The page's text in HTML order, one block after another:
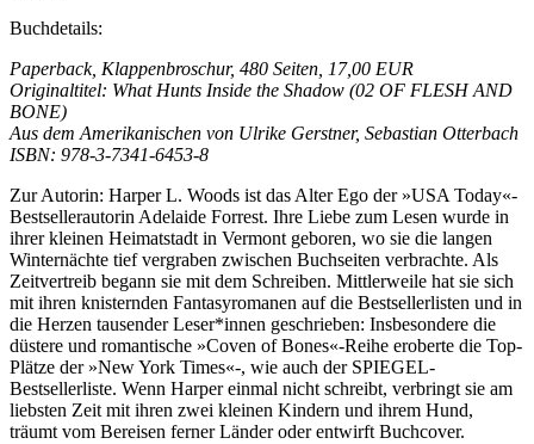
Buchdetails:
Paperback, Klappenbroschur, 480 Seiten, 17,00 EUR
Originaltitel: What Hunts Inside the Shadow (02 OF FLESH AND
BONE)
Aus dem Amerikanischen von Ulrike Gerstner, Sebastian Otterbach
ISBN: 978-3-7341-6453-8
Zur Autorin: Harper L. Woods ist das Alter Ego der »USA Today«-
Bestsellerautorin Adelaide Forrest. Ihre Liebe zum Lesen wurde in
ihrer kleinen Heimatstadt in Vermont geboren, wo sie die langen
Winternächte tief vergraben zwischen Buchseiten verbrachte. Als
Zeitvertreib begann sie mit dem Schreiben. Mittlerweile hat sie sich
mit ihren knisternden Fantasyromanen auf die Bestsellerlisten und in
die Herzen tausender Leser*innen geschrieben: Insbesondere die
düstere und romantische »Coven of Bones«-Reihe eroberte die Top-
Plätze der »New York Times«-, wie auch der SPIEGEL-
Bestsellerliste. Wenn Harper einmal nicht schreibt, verbringt sie am
liebsten Zeit mit ihren zwei kleinen Kindern und ihrem Hund,
träumt vom Bereisen ferner Länder oder entwirft Buchcover.